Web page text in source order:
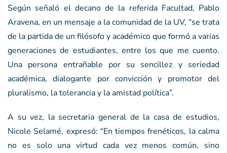
Según señaló el decano de la referida Facultad, Pablo
Aravena, en un mensaje a la comunidad de la UV, “se trata
de la partida de un filósofo y académico que formó a varias
generaciones de estudiantes, entre los que me cuento.
Una persona entrañable por su sencillez y seriedad
académica, dialogante por convicción y promotor del
pluralismo, la tolerancia y la amistad política”.
A su vez, la secretaria general de la casa de estudios,
Nicole Selamé, expresó: “En tiempos frenéticos, la calma
no es solo una virtud cada vez menos común, sino